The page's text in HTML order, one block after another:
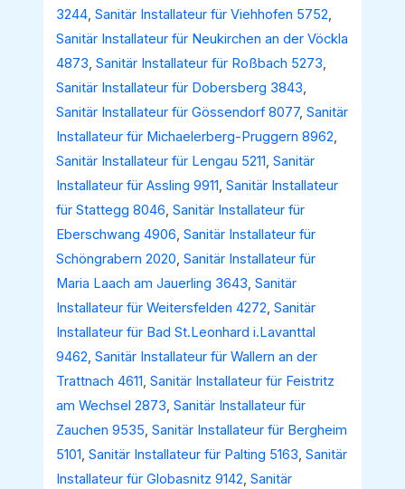
3244,Sanitär Installateur für Viehhofen 5752,
Sanitär Installateur für Neukirchen an der Vöckla
4873,Sanitär Installateur für Roßbach 5273,
Sanitär Installateur für Dobersberg 3843,
Sanitär Installateur für Gössendorf 8077,Sanitär
Installateur für Michaelerberg-Pruggern 8962,
Sanitär Installateur für Lengau 5211,Sanitär
Installateur für Assling 9911,Sanitär Installateur
für Stattegg 8046,Sanitär Installateur für
Eberschwang 4906,Sanitär Installateur für
Schöngrabern 2020,Sanitär Installateur für
Maria Laach am Jauerling 3643,Sanitär
Installateur für Weitersfelden 4272,Sanitär
Installateur für Bad St.Leonhard i.Lavanttal
9462,Sanitär Installateur für Wallern an der
Trattnach 4611,Sanitär Installateur für Feistritz
am Wechsel 2873,Sanitär Installateur für
Zauchen 9535,Sanitär Installateur für Bergheim
5101,Sanitär Installateur für Palting 5163,Sanitär
Installateur für Globasnitz 9142,Sanitär